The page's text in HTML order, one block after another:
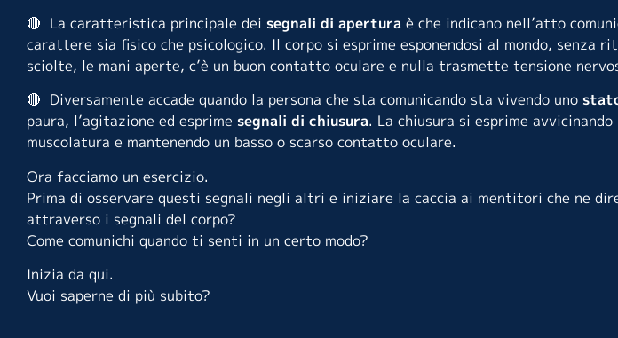
🔴 La caratteristica principale dei segnali di apertura è che indicano nell’atto
carattere sia fisico che psicologico. Il corpo si esprime esponendosi al mondo, senza
sciolte, le mani aperte, c’è un buon contatto oculare e nulla trasmette tensione
🔴 Diversamente accade quando la persona che sta comunicando sta vivendo uno
paura, l’agitazione ed esprime segnali di chiusura. La chiusura si esprime
muscolatura e mantenendo un basso o scarso contatto oculare.
Ora facciamo un esercizio.
Prima di osservare questi segnali negli altri e iniziare la caccia ai mentitori che ne
attraverso i segnali del corpo?
Come comunichi quando ti senti in un certo modo?
Inizia da qui.
Vuoi saperne di più subito?